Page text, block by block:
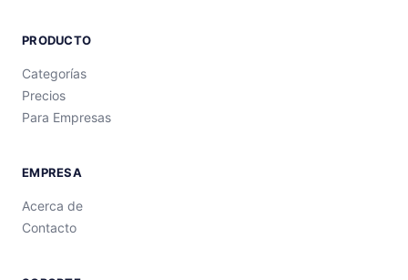
PRODUCTO
Categorías
Precios
Para Empresas
EMPRESA
Acerca de
Contacto